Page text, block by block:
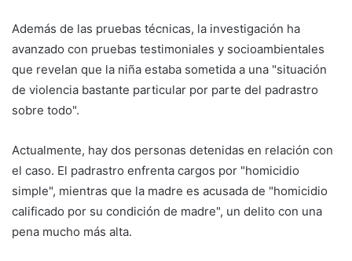
Además de las pruebas técnicas, la investigación ha
avanzado con pruebas testimoniales y socioambientales
que revelan que la niña estaba sometida a una "situación
de violencia bastante particular por parte del padrastro
sobre todo".
Actualmente, hay dos personas detenidas en relación con
el caso. El padrastro enfrenta cargos por "homicidio
simple", mientras que la madre es acusada de "homicidio
calificado por su condición de madre", un delito con una
pena mucho más alta.